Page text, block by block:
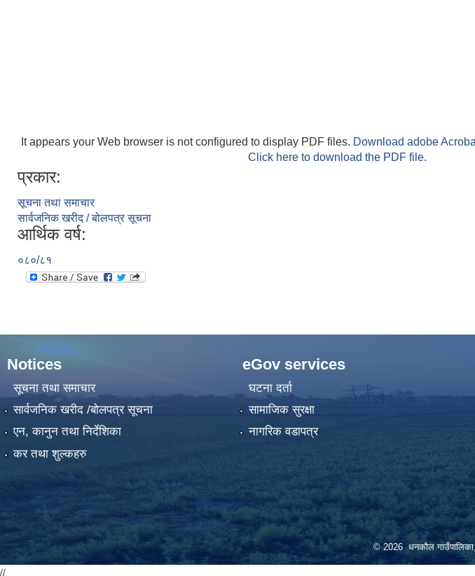
It appears your Web browser is not configured to display PDF files. Download adobe
Click here to download the PDF file.
प्रकार:
सूचना तथा समाचार
सार्वजनिक खरीद / बोलपत्र सूचना
आर्थिक वर्ष:
०८०/८१
Notices
सूचना तथा समाचार
सार्वजनिक खरीद /बोलपत्र सूचना
एन, कानुन तथा निर्देशिका
कर तथा शुल्कहरु
eGov services
घटना दर्ता
सामाजिक सुरक्षा
नागरिक वडापत्र
© 2026 धनकौल गाउँपालिका,
//